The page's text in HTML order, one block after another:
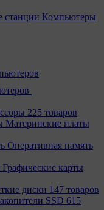
станции Компьютеры
225 товаров
Материнcкие платы
Оперативная память
Графические карты
диски 147 товаров
SSD 615